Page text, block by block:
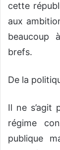
cette
aux
beaucoup
brefs.
De la
Il ne s’agit
régime
publique